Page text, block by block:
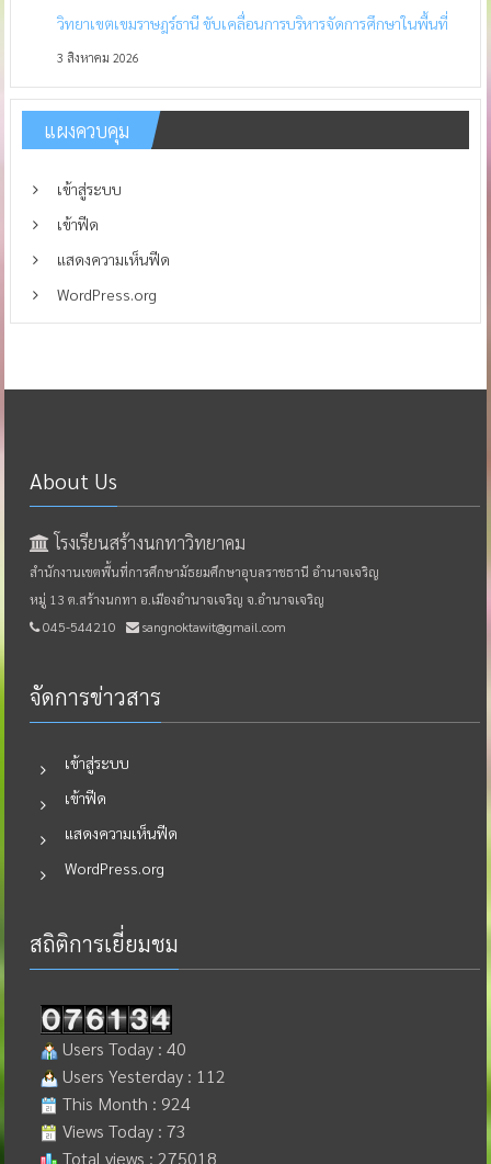
วิทยาเขตเขมราษฎร์ธานี ขับเคลื่อนการบริหารจัดการศึกษาในพื้นที่
3 สิงหาคม 2026
แผงควบคุม
เข้าสู่ระบบ
เข้าฟีด
แสดงความเห็นฟีด
WordPress.org
About Us
โรงเรียนสร้างนกทาวิทยาคม
สำนักงานเขตพื้นที่การศึกษามัธยมศึกษาอุบลราชธานี อำนาจเจริญ
หมู่ 13 ต.สร้างนกทา อ.เมืองอำนาจเจริญ จ.อำนาจเจริญ
045-544210
sangnoktawit@gmail.com
จัดการข่าวสาร
เข้าสู่ระบบ
เข้าฟีด
แสดงความเห็นฟีด
WordPress.org
สถิติการเยี่ยมชม
Users Today : 40
Users Yesterday : 112
This Month : 924
Views Today : 73
Total views : 275018